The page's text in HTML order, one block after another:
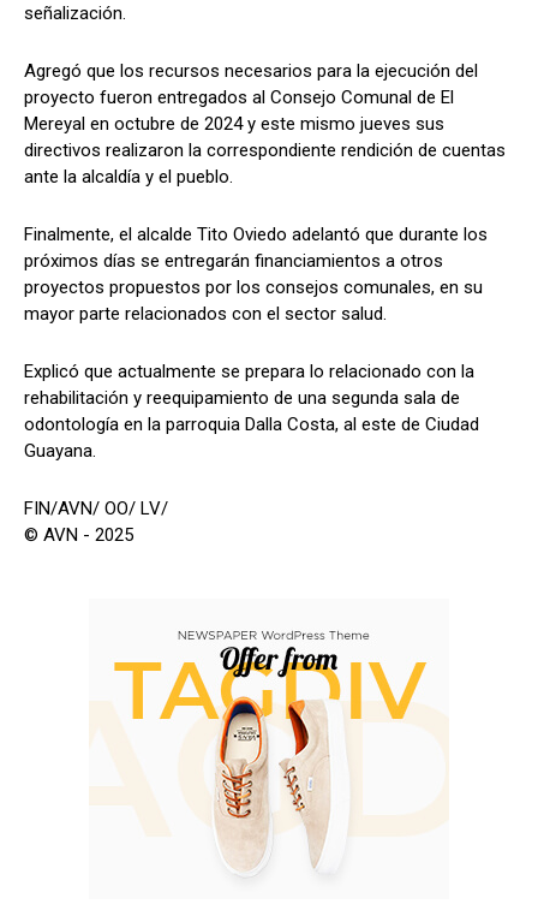
señalización.
Agregó que los recursos necesarios para la ejecución del
proyecto fueron entregados al Consejo Comunal de El
Mereyal en octubre de 2024 y este mismo jueves sus
directivos realizaron la correspondiente rendición de cuentas
ante la alcaldía y el pueblo.
Finalmente, el alcalde Tito Oviedo adelantó que durante los
próximos días se entregarán financiamientos a otros
proyectos propuestos por los consejos comunales, en su
mayor parte relacionados con el sector salud.
Explicó que actualmente se prepara lo relacionado con la
rehabilitación y reequipamiento de una segunda sala de
odontología en la parroquia Dalla Costa, al este de Ciudad
Guayana.
FIN/AVN/ OO/ LV/
© AVN - 2025